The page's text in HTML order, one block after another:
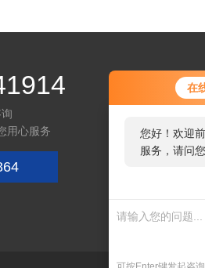
在
您好！欢迎
服务，请问
用心服务